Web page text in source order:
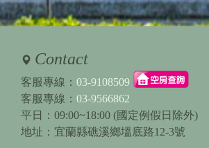
Contact
客服專線： 03-9108509
客服專線： 03-9566862
平日：09:00~18:00 (國定例假日除外)
地址：宜蘭縣礁溪鄉塭底路12-3號